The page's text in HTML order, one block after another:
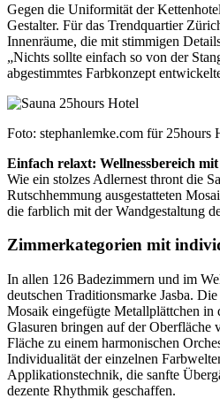
Gegen die Uniformität der
Gestalter. Für das Trendquartier
Innenräume, die mit stimmigen
„Nichts sollte einfach so von der
abgestimmtes Farbkonzept
Foto: stephanlemke.com für 25hours
Einfach relaxt: Wellnessbereich
Wie ein stolzes Adlernest thront die
Rutschhemmung ausgestatteten
die farblich mit der Wandgestaltung
Zimmerkategorien mit
In allen 126 Badezimmern und im
deutschen Traditionsmarke Jasba.
Mosaik eingefügte Metallplättchen in
Glasuren bringen auf der Oberfläche
Fläche zu einem harmonischen
Individualität der einzelnen
Applikationstechnik, die sanfte
dezente Rhythmik geschaffen.